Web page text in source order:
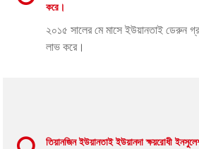
করে।
২০১৫ সালের মে মাসে ইউয়ানতাই ডেরুন
লাভ করে।
তিয়ানজিন ইউয়ানতাই ইউয়ানদা ক্ষয়রোধী